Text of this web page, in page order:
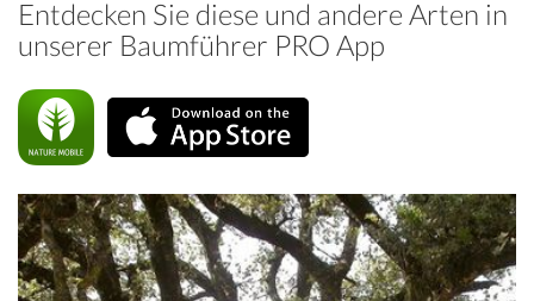
Entdecken Sie diese und andere Arten in
unserer Baumführer PRO App